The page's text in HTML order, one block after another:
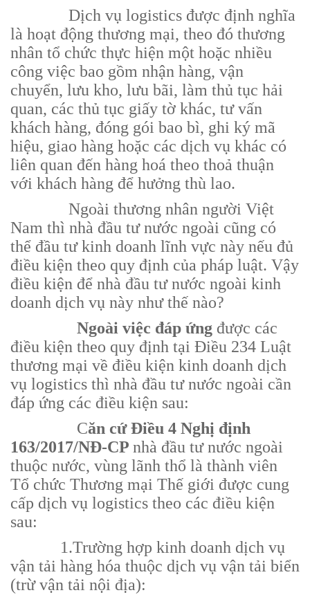
Dịch vụ logistics được định nghĩa
là hoạt động thương mại, theo đó thương
nhân tổ chức thực hiện một hoặc nhiều
công việc bao gồm nhận hàng, vận
chuyển, lưu kho, lưu bãi, làm thủ tục hải
quan, các thủ tục giấy tờ khác, tư vấn
khách hàng, đóng gói bao bì, ghi ký mã
hiệu, giao hàng hoặc các dịch vụ khác có
liên quan đến hàng hoá theo thoả thuận
với khách hàng để hưởng thù lao.
Ngoài thương nhân người Việt
Nam thì nhà đầu tư nước ngoài cũng có
thể đầu tư kinh doanh lĩnh vực này nếu đủ
điều kiện theo quy định của pháp luật. Vậy
điều kiện để nhà đầu tư nước ngoài kinh
doanh dịch vụ này như thế nào?
Ngoài việc đáp ứng được các
điều kiện theo quy định tại Điều 234 Luật
thương mại về điều kiện kinh doanh dịch
vụ logistics thì nhà đầu tư nước ngoài cần
đáp ứng các điều kiện sau:
Căn cứ Điều 4 Nghị định
163/2017/NĐ-CP nhà đầu tư nước ngoài
thuộc nước, vùng lãnh thổ là thành viên
Tổ chức Thương mại Thế giới được cung
cấp dịch vụ logistics theo các điều kiện
sau:
1.Trường hợp kinh doanh dịch vụ
vận tải hàng hóa thuộc dịch vụ vận tải biển
(trừ vận tải nội địa):